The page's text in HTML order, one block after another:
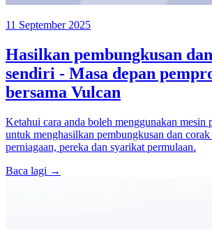
11 September 2025
Hasilkan pembungkusan
sendiri - Masa depan
bersama Vulcan
Ketahui cara anda boleh menggunakan mesin
untuk menghasilkan pembungkusan dan corak
perniagaan, pereka dan syarikat permulaan.
Baca lagi →